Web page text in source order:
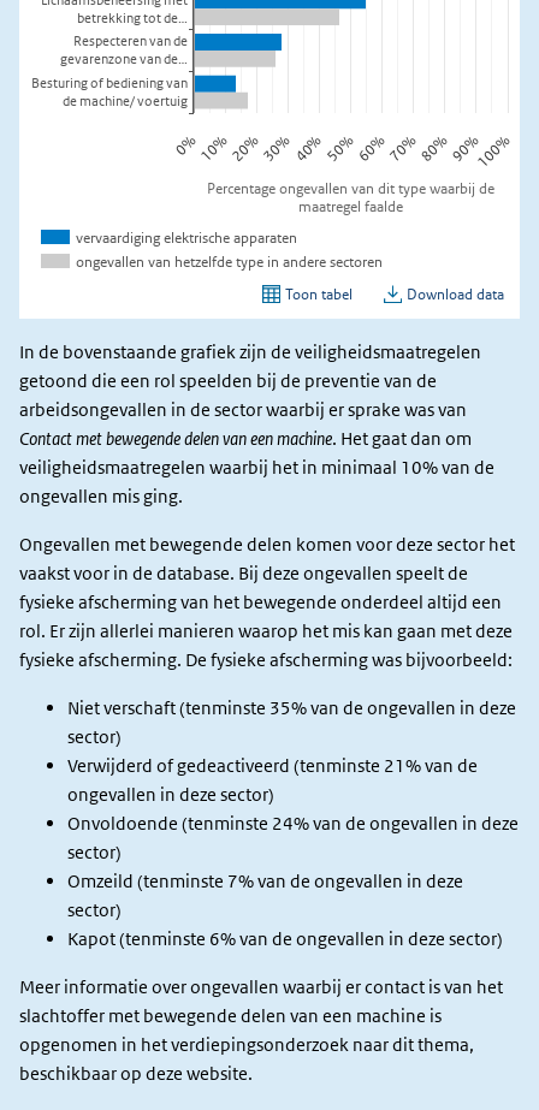
In de bovenstaande grafiek zijn de veiligheidsmaatregelen
getoond die een rol speelden bij de preventie van de
arbeidsongevallen in de sector waarbij er sprake was van
Contact met bewegende delen van een machine. Het gaat dan om
veiligheidsmaatregelen waarbij het in minimaal 10% van de
ongevallen mis ging.
Ongevallen met bewegende delen komen voor deze sector het
vaakst voor in de database. Bij deze ongevallen speelt de
fysieke afscherming van het bewegende onderdeel altijd een
rol. Er zijn allerlei manieren waarop het mis kan gaan met deze
fysieke afscherming. De fysieke afscherming was bijvoorbeeld:
Niet verschaft (tenminste 35% van de ongevallen in deze
sector)
Verwijderd of gedeactiveerd (tenminste 21% van de
ongevallen in deze sector)
Onvoldoende (tenminste 24% van de ongevallen in deze
sector)
Omzeild (tenminste 7% van de ongevallen in deze
sector)
Kapot (tenminste 6% van de ongevallen in deze sector)
Meer informatie over ongevallen waarbij er contact is van het
slachtoffer met bewegende delen van een machine is
opgenomen in het verdiepingsonderzoek naar dit thema,
beschikbaar op deze website.